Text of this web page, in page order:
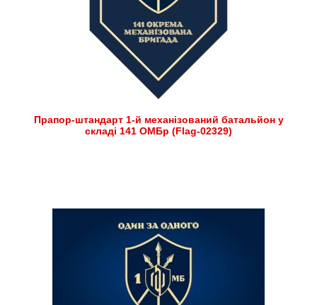
Прапор-штандарт 1-й механізований батальйон у
складі 141 ОМБр (Flag-02329)